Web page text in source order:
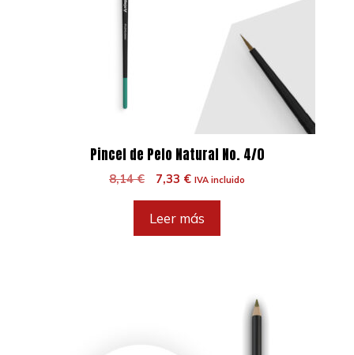
Pincel de Pelo Natural No. 4/0
8,14€
El
original
era:
7,33 €El
actual
es:
IVA incluido
Leer más